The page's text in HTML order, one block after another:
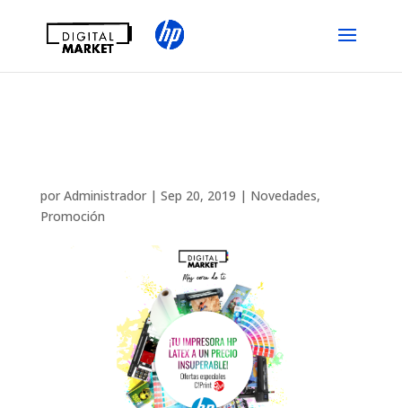
por Administrador| Sep 20, 2019 | Novedades,
Promoción